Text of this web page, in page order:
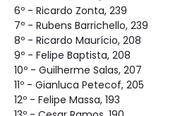
6º - Ricardo Zonta, 239
7º - Rubens Barrichello, 239
8º - Ricardo Maurício, 208
9º - Felipe Baptista, 208
10º - Guilherme Salas, 207
11º - Gianluca Petecof, 205
12º - Felipe Massa, 193